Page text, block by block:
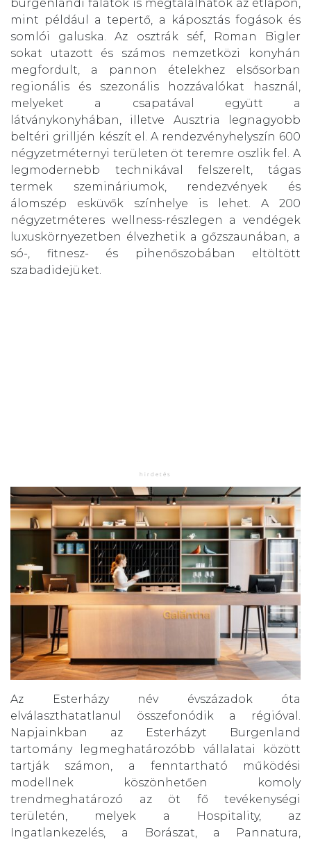
burgenlandi falatok is megtalálhatók az étlapon,
mint például a tepertő, a káposztás fogások és
somlói galuska. Az osztrák séf, Roman Bigler
sokat utazott és számos nemzetközi konyhán
megfordult, a pannon ételekhez elsősorban
regionális és szezonális hozzávalókat használ,
melyeket a csapatával együtt a
látványkonyhában, illetve Ausztria legnagyobb
beltéri grilljén készít el. A rendezvényhelyszín 600
négyzetméternyi területen öt teremre oszlik fel. A
legmodernebb technikával felszerelt, tágas
termek szemináriumok, rendezvények és
álomszép esküvők színhelye is lehet. A 200
négyzetméteres wellness-részlegen a vendégek
luxuskörnyezetben élvezhetik a gőzszaunában, a
só-, fitnesz- és pihenőszobában eltöltött
szabadidejüket.
Az Esterházy név évszázadok óta
elválaszthatatlanul összefonódik a régióval.
Napjainkban az Esterházyt Burgenland
tartomány legmeghatározóbb vállalatai között
tartják számon, a fenntartható működési
modellnek köszönhetően komoly
trendmeghatározó az öt fő tevékenységi
területén, melyek a Hospitality, az
Ingatlankezelés, a Borászat, a Pannatura,